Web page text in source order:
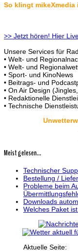
So klingt mikeXmedia
>> Jetzt hören! Hier
Unsere Services für
• Welt- und
• Welt- und
• Sport- und KinoNews
• Beitrags- und
• On Air Design
• Redaktionelle
• Technische
Meist gelesen...
Technischer
Bestellung /
Probleme beim
Downloads
Welches Paket
Aktuelle Seite: